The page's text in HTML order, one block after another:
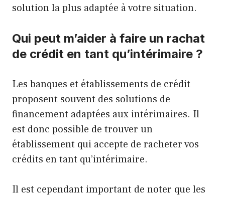
solution la plus adaptée à votre situation.
Qui peut m’aider à faire un rachat
de crédit en tant qu’intérimaire ?
Les banques et établissements de crédit
proposent souvent des solutions de
financement adaptées aux intérimaires. Il
est donc possible de trouver un
établissement qui accepte de racheter vos
crédits en tant qu’intérimaire.
Il est cependant important de noter que les